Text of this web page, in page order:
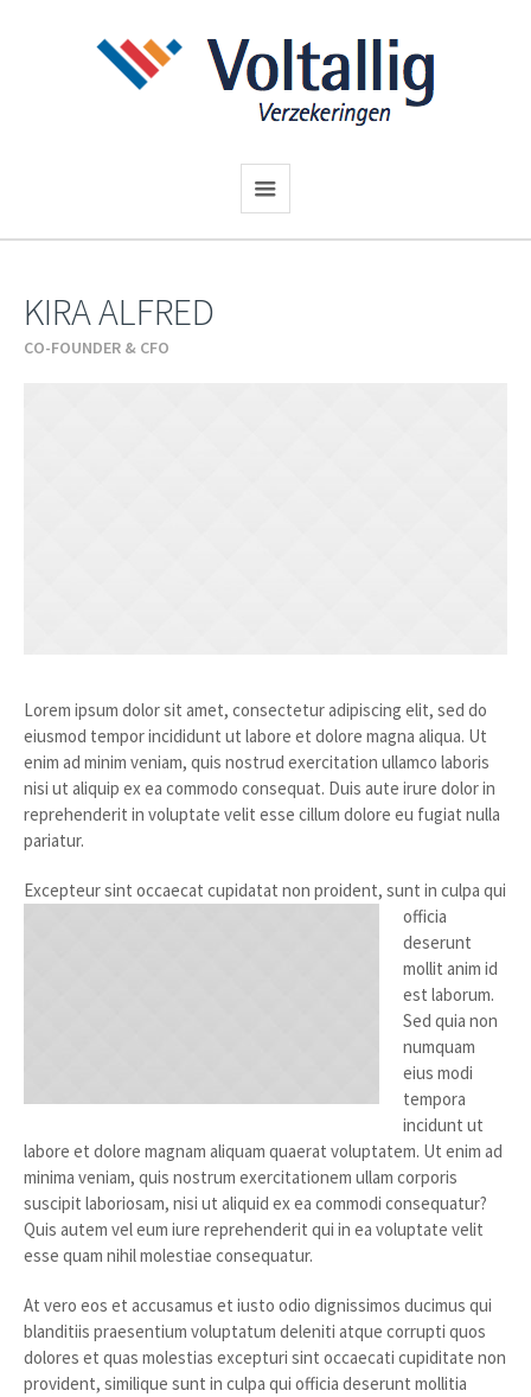
KIRA ALFRED
CO-FOUNDER & CFO
Lorem ipsum dolor sit amet, consectetur adipiscing elit, sed do
eiusmod tempor incididunt ut labore et dolore magna aliqua. Ut
enim ad minim veniam, quis nostrud exercitation ullamco laboris
nisi ut aliquip ex ea commodo consequat. Duis aute irure dolor in
reprehenderit in voluptate velit esse cillum dolore eu fugiat nulla
pariatur.
Excepteur sint occaecat cupidatat non proident, sunt in culpa qui
officia
deserunt
mollit anim id
est laborum.
Sed quia non
numquam
eius modi
tempora
incidunt ut
labore et dolore magnam aliquam quaerat voluptatem. Ut enim ad
minima veniam, quis nostrum exercitationem ullam corporis
suscipit laboriosam, nisi ut aliquid ex ea commodi consequatur?
Quis autem vel eum iure reprehenderit qui in ea voluptate velit
esse quam nihil molestiae consequatur.
At vero eos et accusamus et iusto odio dignissimos ducimus qui
blanditiis praesentium voluptatum deleniti atque corrupti quos
dolores et quas molestias excepturi sint occaecati cupiditate non
provident, similique sunt in culpa qui officia deserunt mollitia